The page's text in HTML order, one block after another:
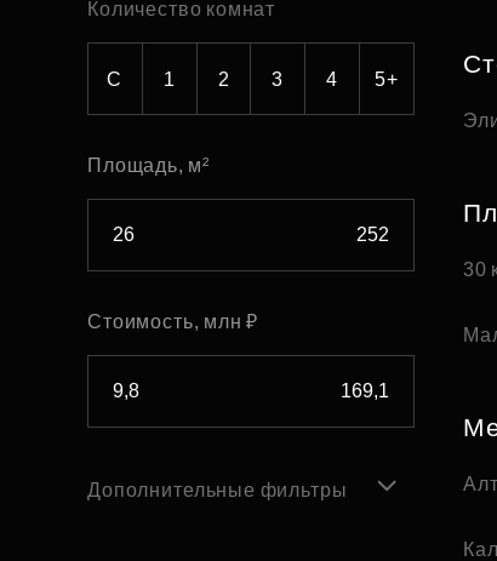
Количество комнат
С 1 2 3 4 5+
Площадь, м²
Стоимость, млн ₽
Дополнительные фильтры
30